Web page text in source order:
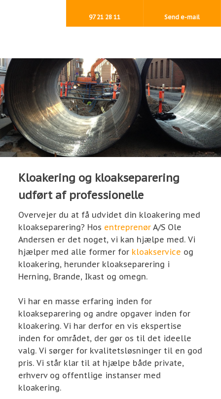
97 21 28 11 Send e-mail
Kloakering og kloakseparering
udført af professionelle​
Overvejer du at få udvidet din kloakering med
kloakseparering? Hos entreprenørA/S Ole
Andersen er det noget, vi kan hjælpe med. Vi
hjælper med alle former for kloakservice og
kloakering, herunder kloakseparering i
Herning, Brande, Ikast og omegn.
Vi har en masse erfaring inden for
kloakseparering og andre opgaver inden for
kloakering. Vi har derfor en vis ekspertise
inden for området, der gør os til det ideelle
valg. Vi sørger for kvalitetsløsninger til en god
pris. Vi står klar til at hjælpe både private,
erhverv og offentlige instanser med
kloakering.